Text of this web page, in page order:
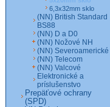
6,3x32mm sklo
(NN) British Standard
BS88
(NN) D a D0
(NN) Nožové NH
(NN) Severoamerické
(NN) Telecom
(NN) Valcové
Elektronické a
príslušenstvo
Prepäťové ochrany
(SPD)